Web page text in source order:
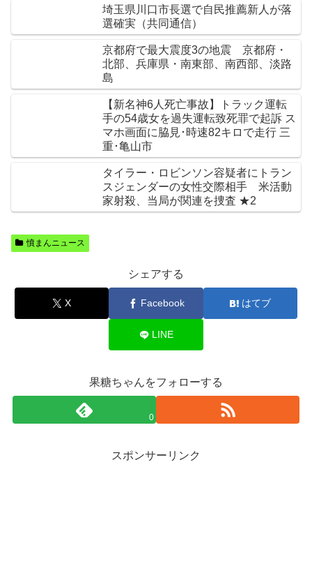
埼玉県川口市長選で自民推薦新人が落
選確実（共同通信）
京都府で最大震度3の地震 京都府・
北部、兵庫県・南東部、南西部、淡路
島
【新名神6人死亡事故】トラック運転
手の54歳女を過失運転致死罪で起訴 ス
マホ画面に脇見･時速82キロで走行 三
重･亀山市
タイラー・ロビンソン容疑者にトラン
スジェンダーの女性交際相手 米活動
家射殺、当局が関連を捜査 ★2
憤まんニュース
シェアする
X Facebook はてブ
LINE
果糖ちゃんをフォローする
0
スポンサーリンク